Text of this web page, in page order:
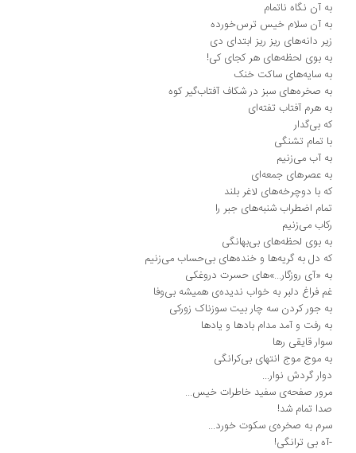
آن نگاه ناتمام
آن سلام خیس ترس‌خورده
دانه‌های ریز ریز ابتدای دی
بوی لحظه‌های هر کجای کی!
سایه‌های ساکت خنک
صخره‌های سبز در شکاف آفتاب‌گیر کوه
هرم آفتاب تفته‌ای
بی‌گدار
تمام تشنگی
آب می‌زنیم
عصرهای جمعه‌ای
با دوچرخه‌های لاغر بلند
اضطراب شنبه‌های جبر را
می‌زنیم
بوی لحظه‌های بی‌بهانگی
دل به گریه‌ها و خنده‌های بی‌حساب می‌زنیم
«آی روزگار...»های حسرت دروغکی
فراغ دلبر به خواب ندیده‌ی همیشه بی‌وفا
جور کردن سه چار بیت سوزناک زورکی
رفت و آمد مدام بادها و یادها
قایقی رها
موج موج انتهای بی‌کرانگی
گردش نوار...
صفحه‌ی سفید خاطرات خیس...
تمام شد!
به صخره‌ی سکوت خورد...
بی ترانگی!